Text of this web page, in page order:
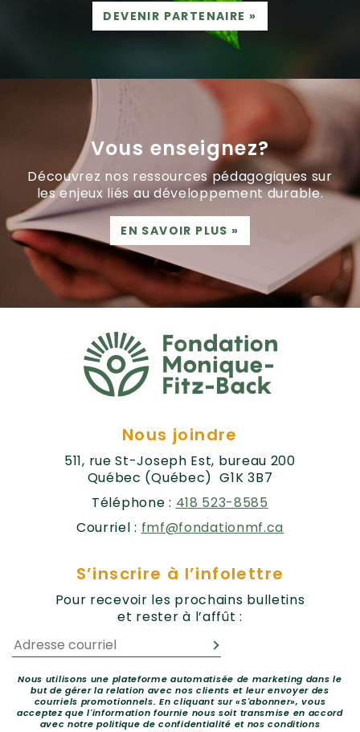
DEVENIR PARTENAIRE »
Vous enseignez?
Découvrez nos ressources pédagogiques sur
les enjeux liés au développement durable.
EN SAVOIR PLUS »
Nous joindre
511, rue St-Joseph Est, bureau 200
Québec (Québec) G1K 3B7
Téléphone : 418 523-8585
Courriel : fmf@fondationmf.ca
S’inscrire à l’infolettre
Pour recevoir les prochains bulletins
et rester à l’affût :
Nous utilisons une plateforme automatisée de marketing dans le
but de gérer la relation avec nos clients et leur envoyer des
courriels promotionnels. En cliquant sur «S'abonner», vous
acceptez que l'information fournie nous soit transmise en accord
avec notre politique de confidentialité et nos conditions